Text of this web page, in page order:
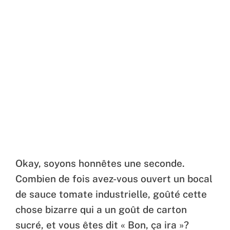
Okay, soyons honnêtes une seconde.
Combien de fois avez-vous ouvert un bocal
de sauce tomate industrielle, goûté cette
chose bizarre qui a un goût de carton
sucré, et vous êtes dit « Bon, ça ira »?